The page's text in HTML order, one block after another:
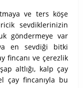
ve ters köşe
sevdiklerinizin
göndermeye var
en sevdiği bitki
fincanı ve çerezlik
altlığı, kalp çay
çay fincanıyla bu